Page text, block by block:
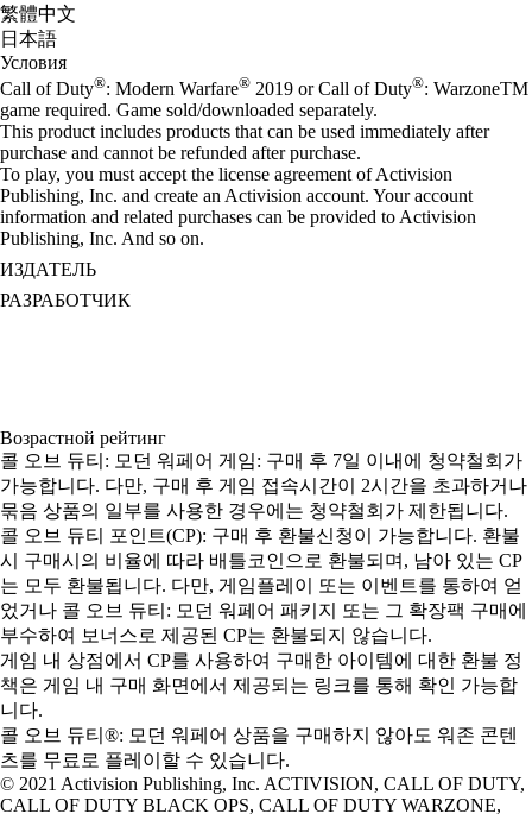
繁體中文
日本語
Условия
Call of Duty®: Modern Warfare® 2019 or Call of Duty®: WarzoneTM
game required. Game sold/downloaded separately.
This product includes products that can be used immediately after
purchase and cannot be refunded after purchase.
To play, you must accept the license agreement of Activision
Publishing, Inc. and create an Activision account. Your account
information and related purchases can be provided to Activision
Publishing, Inc. And so on.
ИЗДАТЕЛЬ
РАЗРАБОТЧИК
Возрастной рейтинг
콜 오브 듀티: 모던 워페어 게임: 구매 후 7일 이내에 청약철회가
가능합니다. 다만, 구매 후 게임 접속시간이 2시간을 초과하거나
묶음 상품의 일부를 사용한 경우에는 청약철회가 제한됩니다.
콜 오브 듀티 포인트(CP): 구매 후 환불신청이 가능합니다. 환불
시 구매시의 비율에 따라 배틀코인으로 환불되며, 남아 있는 CP
는 모두 환불됩니다. 다만, 게임플레이 또는 이벤트를 통하여 얻
었거나 콜 오브 듀티: 모던 워페어 패키지 또는 그 확장팩 구매에
부수하여 보너스로 제공된 CP는 환불되지 않습니다.
게임 내 상점에서 CP를 사용하여 구매한 아이템에 대한 환불 정
책은 게임 내 구매 화면에서 제공되는 링크를 통해 확인 가능합
니다.
콜 오브 듀티®: 모던 워페어 상품을 구매하지 않아도 워존 콘텐
츠를 무료로 플레이할 수 있습니다.
© 2021 Activision Publishing, Inc. ACTIVISION, CALL OF DUTY,
CALL OF DUTY BLACK OPS, CALL OF DUTY WARZONE,